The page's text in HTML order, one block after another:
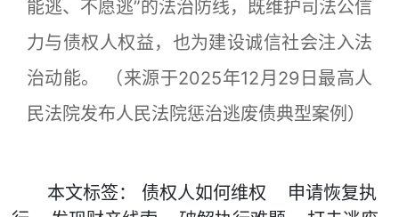
能逃、不愿逃”的法治防线，既维护司法公信
力与债权人权益，也为建设诚信社会注入法
治动能。
（来源于2025年12月29日最高人
民法院发布人民法院惩治逃废债典型案例）
本文标签： 债权人如何维权
申请恢复执